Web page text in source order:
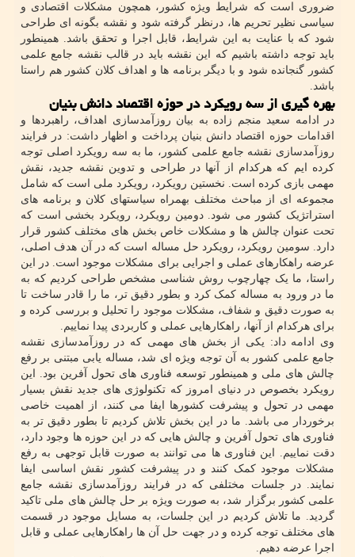
ضروری است که شرایط ویژه کشور، همچون مشکلات اقتصادی و
سیاسی نظیر تحریم ها، درنظر گرفته شود و نقشه بگونه ای طراحی
شود که با عنایت به این شرایط، قابل اجرا و تحقق باشد. همینطور
باید توجه داشته باشیم که این نقشه باید در قالب نقشه جامع علمی
کشور گنجانده شود و با دیگر برنامه ها و اهداف کلان کشور هم راستا
باشد.
بهره گیری از سه رویکرد در حوزه اقتصاد دانش بنیان
در ادامه سعید منجم زاده به بیان روزآمدسازی اهداف، راهبردها و
اقدامات حوزه اقتصاد دانش بنیان پرداخت و اظهار داشت: در فرایند
روزآمدسازی نقشه جامع علمی کشور، ما به سه رویکرد اصلی توجه
کرده ایم که هرکدام از آنها در طراحی و تدوین نقشه جدید، نقش
مهمی بازی کرده است. نخستین رویکرد، رویکرد ملی است که شامل
مجموعه ای از مباحث مختلف بهمراه سیاستهای کلان و برنامه های
استراتژیک کشور می شود. دومین رویکرد، رویکرد بخشی است که
تحت عنوان چالش ها و مشکلات خاص بخش های مختلف کشور قرار
دارد. سومین رویکرد، رویکرد حل مساله است که در آن هدف اصلی،
عرضه راهکارهای عملی و اجرایی برای مشکلات موجود است. در این
راستا، ما یک چهارچوب روش شناسی مشخص طراحی کردیم که به
ما در ورود به مساله کمک کرد و بطور دقیق تر، ما را قادر ساخت تا
به صورت دقیق و شفاف، مشکلات موجود را تحلیل و بررسی کرده و
برای هرکدام از آنها، راهکارهایی عملی و کاربردی پیدا نماییم.
وی ادامه داد: یکی از بخش های مهمی که در روزآمدسازی نقشه
جامع علمی کشور به آن توجه ویژه ای شد، مساله یابی مبتنی بر رفع
چالش های ملی و همینطور توسعه فناوری های تحول آفرین بود. این
رویکرد بخصوص در دنیای امروز که تکنولوژی های جدید نقش بسیار
مهمی در تحول و پیشرفت کشورها ایفا می کنند، از اهمیت خاصی
برخوردار می باشد. ما در این بخش تلاش کردیم تا بطور دقیق تر به
فناوری های تحول آفرین و چالش هایی که در این حوزه ها وجود دارد،
دقت نماییم. این فناوری ها می توانند به صورت قابل توجهی به رفع
مشکلات موجود کمک کنند و در پیشرفت کشور نقش اساسی ایفا
نمایند. در جلسات مختلفی که در فرایند روزآمدسازی نقشه جامع
علمی کشور برگزار شد، به صورت ویژه بر حل چالش های ملی تاکید
گردید. ما تلاش کردیم در این جلسات، به مسایل موجود در قسمت
های مختلف توجه کرده و در جهت حل آن ها راهکارهایی عملی و قابل
اجرا عرضه دهیم.